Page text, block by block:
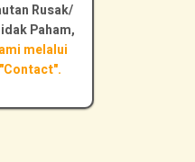
Rusak/
Paham,
melalui